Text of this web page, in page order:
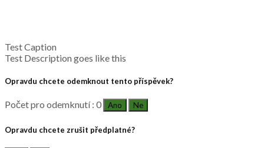
Test Caption
Test Description goes like this
Opravdu chcete odemknout tento příspěvek?
Počet pro odemknutí : 0 Ano Ne
Opravdu chcete zrušit předplatné?